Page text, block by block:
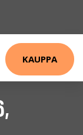
KAUPPA